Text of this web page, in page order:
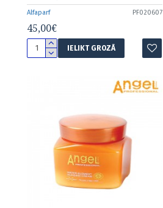
Alfaparf PF020607
45,00€
IELIKT GROZĀ